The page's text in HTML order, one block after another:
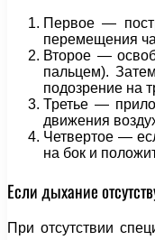
Первое —
перемещения
Второе —
пальцем).
подозрение на
Третье —
движения
Четвертое —
на бок и
Если дыхание
При отсутствии